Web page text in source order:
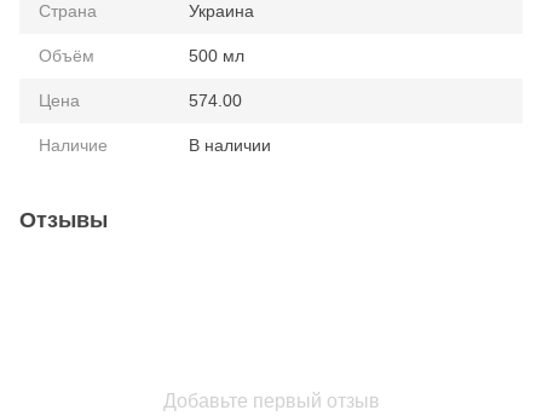
Страна Украина
Объём 500 мл
Цена 574.00
Наличие В наличии
Отзывы
Добавьте первый отзыв